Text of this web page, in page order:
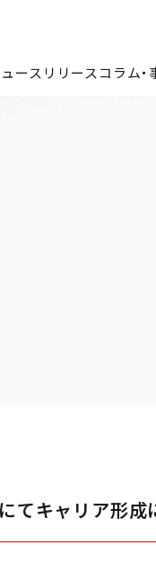
ースリリース コラム・
てキャリア形